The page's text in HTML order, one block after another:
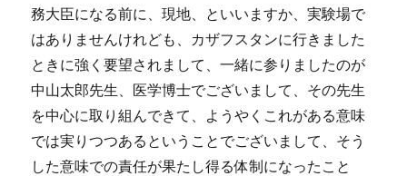
務大臣になる前に、現地、といいますか、実験場で
はありませんけれども、カザフスタンに行きました
ときに強く要望されまして、一緒に参りましたのが
中山太郎先生、医学博士でございまして、その先生
を中心に取り組んできて、ようやくこれがある意味
では実りつつあるということでございまして、そう
した意味での責任が果たし得る体制になったこと